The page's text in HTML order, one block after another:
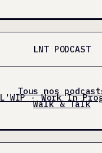
LNT PODCAST
Tous nos
L'WIP - Work In
Walk & Talk